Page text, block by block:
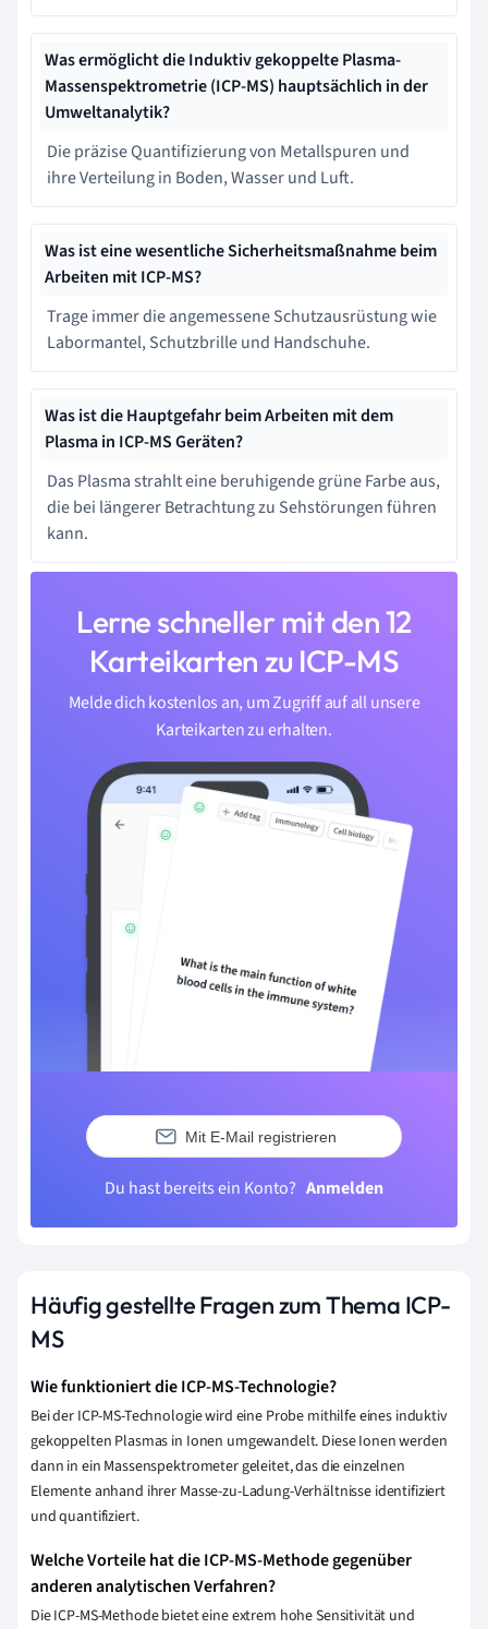
Was ermöglicht die Induktiv gekoppelte Plasma-
Massenspektrometrie (ICP-MS) hauptsächlich in der
Umweltanalytik?
Die präzise Quantifizierung von Metallspuren und
ihre Verteilung in Boden, Wasser und Luft.
Was ist eine wesentliche Sicherheitsmaßnahme beim
Arbeiten mit ICP-MS?
Trage immer die angemessene Schutzausrüstung wie
Labormantel, Schutzbrille und Handschuhe.
Was ist die Hauptgefahr beim Arbeiten mit dem
Plasma in ICP-MS Geräten?
Das Plasma strahlt eine beruhigende grüne Farbe aus,
die bei längerer Betrachtung zu Sehstörungen führen
kann.
Lerne schneller mit den 12
Karteikarten zu ICP-MS
Melde dich kostenlos an, um Zugriff auf all unsere
Karteikarten zu erhalten.
Mit E-Mail registrieren
Du hast bereits ein Konto? Anmelden
Häufig gestellte Fragen zum Thema ICP-
MS
Wie funktioniert die ICP-MS-Technologie?
Bei der ICP-MS-Technologie wird eine Probe mithilfe eines induktiv
gekoppelten Plasmas in Ionen umgewandelt. Diese Ionen werden
dann in ein Massenspektrometer geleitet, das die einzelnen
Elemente anhand ihrer Masse-zu-Ladung-Verhältnisse identifiziert
und quantifiziert.
Welche Vorteile hat die ICP-MS-Methode gegenüber
anderen analytischen Verfahren?
Die ICP-MS-Methode bietet eine extrem hohe Sensitivität und